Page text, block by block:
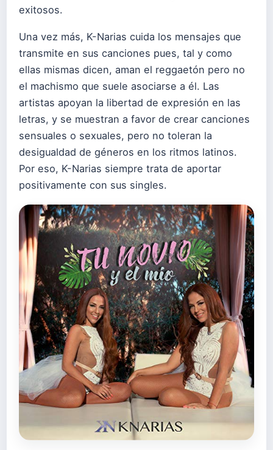
exitosos.
Una vez más, K-Narias cuida los mensajes que
transmite en sus canciones pues, tal y como
ellas mismas dicen, aman el reggaetón pero no
el machismo que suele asociarse a él. Las
artistas apoyan la libertad de expresión en las
letras, y se muestran a favor de crear canciones
sensuales o sexuales, pero no toleran la
desigualdad de géneros en los ritmos latinos.
Por eso, K-Narias siempre trata de aportar
positivamente con sus singles.